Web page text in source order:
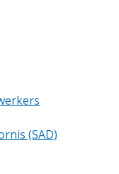
(SAD)